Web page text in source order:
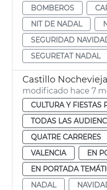
BOMBEROS
NIT DE NADAL
SEGURIDAD
SEGURETAT NADAL
Castillo
modificado hace 7
CULTURA Y FIESTAS
TODAS LAS
QUATRE CARRERES
VALENCIA
EN
EN PORTADA
NADAL